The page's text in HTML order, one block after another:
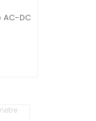
AC-DC